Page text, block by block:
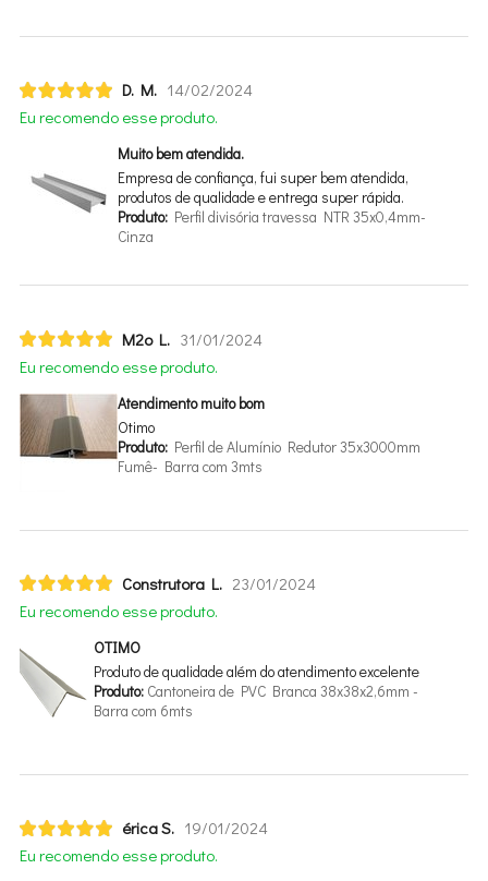
D. M. 14/02/2024
Eu recomendo esse produto.
Muito bem atendida.
Empresa de confiança, fui super bem atendida,
produtos de qualidade e entrega super rápida.
Produto:Perfil divisória travessa NTR 35x0,4mm-
Cinza
M2o L. 31/01/2024
Eu recomendo esse produto.
Atendimento muito bom
Otimo
Produto:Perfil de Alumínio Redutor 35x3000mm
Fumê- Barra com 3mts
Construtora L. 23/01/2024
Eu recomendo esse produto.
OTIMO
Produto de qualidade além do atendimento excelente
Produto:Cantoneira de PVC Branca 38x38x2,6mm -
Barra com 6mts
érica S. 19/01/2024
Eu recomendo esse produto.